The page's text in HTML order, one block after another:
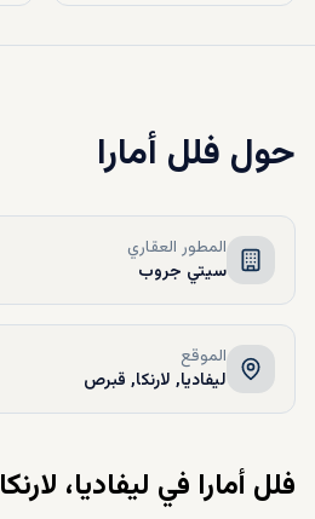
حول فلل أمارا
المطور العقاري
سيتي جروب
الموقع
ليفاديا, لارنكا, قبرص
فلل أمارا في ليفاديا، لارنكا